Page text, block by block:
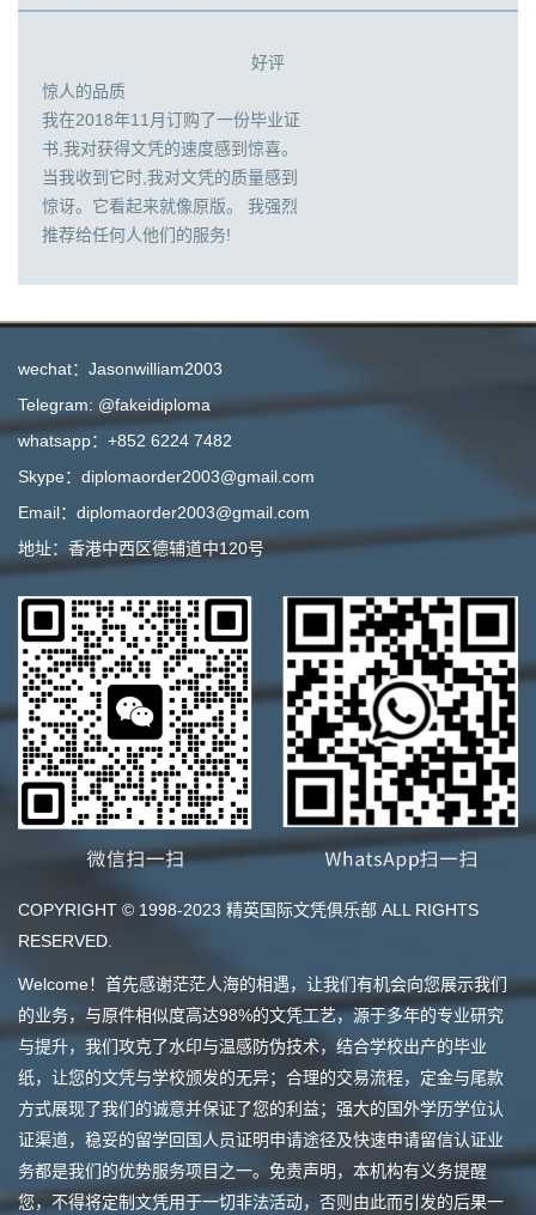
好评
惊人的品质
我在2018年11月订购了一份毕业证
书,我对获得文凭的速度感到惊喜。
当我收到它时,我对文凭的质量感到
惊讶。它看起来就像原版。 我强烈
推荐给任何人他们的服务!
wechat：Jasonwilliam2003
Telegram: @fakeidiploma
whatsapp：+852 6224 7482
Skype：diplomaorder2003@gmail.com
Email：diplomaorder2003@gmail.com
地址：香港中西区德辅道中120号
COPYRIGHT © 1998-2023 精英国际文凭俱乐部 ALL RIGHTS
RESERVED.
Welcome！首先感谢茫茫人海的相遇，让我们有机会向您展示我们
的业务，与原件相似度高达98%的文凭工艺，源于多年的专业研究
与提升，我们攻克了水印与温感防伪技术，结合学校出产的毕业
纸，让您的文凭与学校颁发的无异；合理的交易流程，定金与尾款
方式展现了我们的诚意并保证了您的利益；强大的国外学历学位认
证渠道，稳妥的留学回国人员证明申请途径及快速申请留信认证业
务都是我们的优势服务项目之一。免责声明，本机构有义务提醒
您，不得将定制文凭用于一切非法活动，否则由此而引发的后果一